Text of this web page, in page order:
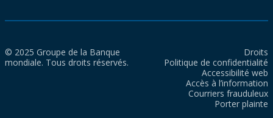
© 2025 Groupe de la Banque
mondiale. Tous droits réservés.
Droits
Politique de confidentialité
Accessibilité web
Accès à l’information
Courriers frauduleux
Porter plainte